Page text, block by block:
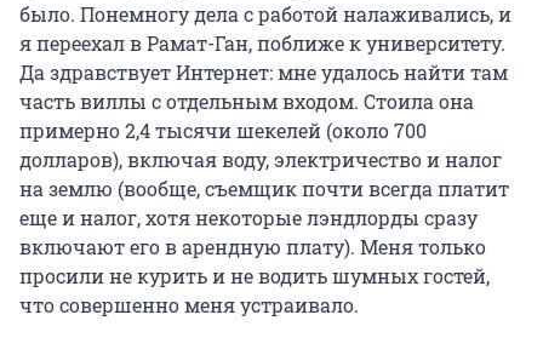
было. Понемногу дела с работой налаживались, и
я переехал в Рамат-Ган, поближе к университету.
Да здравствует Интернет: мне удалось найти там
часть виллы с отдельным входом. Стоила она
примерно 2,4 тысячи шекелей (около 700
долларов), включая воду, электричество и налог
на землю (вообще, съемщик почти всегда платит
еще и налог, хотя некоторые лэндлорды сразу
включают его в арендную плату). Меня только
просили не курить и не водить шумных гостей,
что совершенно меня устраивало.